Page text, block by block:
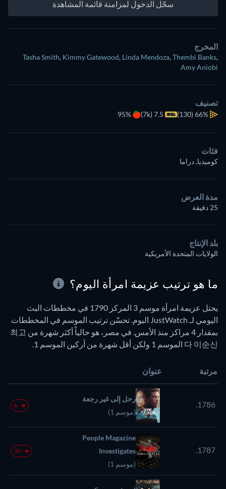
سجّل الدخول لمزامنة قائمة المشاهدة
المخرج
Tasha Smith, Kimmy Gatewood, Linda Mendoza,Thembi Banks,
Amy Aniobi
تصنيف
66%
(130)
7.5 (7k)
95%
فئات
كوميديا, دراما
مدة العرض
25 دقيقة
بلد الإنتاج
الولايات المتحدة الأمريكية
ما هو ترتيب عزيمة امرأة اليوم؟
يحتل عزيمة امرأة موسم 3 المركز 1790 في مخططات البث
اليومي لـ JustWatch اليوم. تحسّن ترتيب الموسم في المخططات
بمقدار 4 مراكز منذ الأمس. في مصر، هو حالياً أكثر شهرة من 최고
다 이순신 الموسم 1 ولكن أقل شهرة من آركين الموسم 1.
مرتبة عنوان
1786.
رحل إلى غير رجعة
(موسم 1)
-6
1787.
People Magazine
Investigates
(موسم 1)
-30